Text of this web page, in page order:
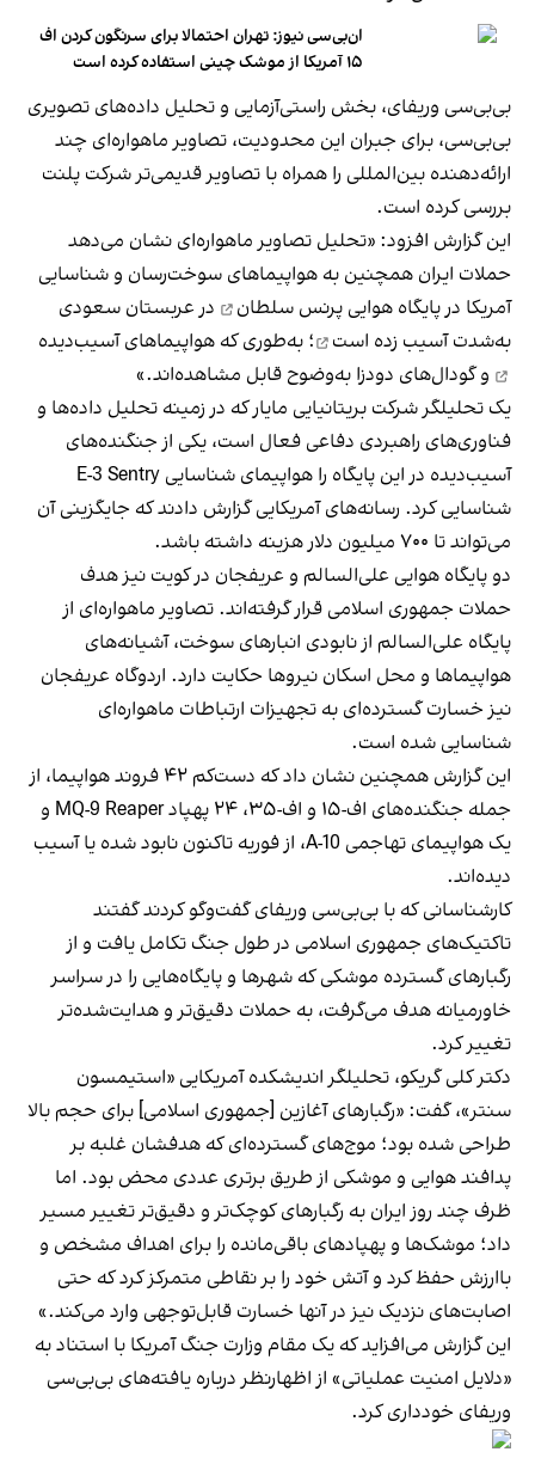
ان‌بی‌سی نیوز: تهران احتمالا برای سرنگون کردن اف
۱۵ آمریکا از موشک چینی استفاده کرده است
بی‌بی‌سی وریفای، بخش راستی‌آزمایی و تحلیل داده‌های تصویری
بی‌بی‌سی، برای جبران این محدودیت، تصاویر ماهواره‌ای چند
ارائه‌دهنده بین‌المللی را همراه با تصاویر قدیمی‌تر شرکت پلنت
بررسی کرده است.
این گزارش افزود: «تحلیل تصاویر ماهواره‌ای نشان می‌دهد
حملات ایران همچنین به هواپیماهای سوخت‌رسان و شناسایی
آمریکا درپایگاه هوایی پرنس سلطان
در عربستان سعودی
به‌شدتآسیب زده است ؛ به‌طوری که هواپیماهای آسیب‌دیده
و گودال‌های دودزا به‌وضوح قابل مشاهده‌اند.»
یک تحلیلگر شرکت بریتانیایی مایار که در زمینه تحلیل داده‌ها و
فناوری‌های راهبردی دفاعی فعال است، یکی از جنگنده‌های
آسیب‌دیده در این پایگاه را هواپیمای شناسایی E-3 Sentry
شناسایی کرد. رسانه‌های آمریکایی گزارش دادند که جایگزینی آن
می‌تواند تا ۷۰۰ میلیون دلار هزینه داشته باشد.
دو پایگاه هوایی علی‌السالم و عریفجان در کویت نیز هدف
حملات جمهوری اسلامی قرار گرفته‌اند. تصاویر ماهواره‌ای از
پایگاه علی‌السالم از نابودی انبارهای سوخت، آشیانه‌های
هواپیماها و محل اسکان نیروها حکایت دارد. اردوگاه عریفجان
نیز خسارت گسترده‌ای به تجهیزات ارتباطات ماهواره‌ای
شناسایی شده است.
این گزارش همچنین نشان داد که دست‌کم ۴۲ فروند هواپیما، از
جمله جنگنده‌های اف-۱۵ و اف-۳۵، ۲۴ پهپاد MQ-9 Reaper و
یک هواپیمای تهاجمی A-10، از فوریه تاکنون نابود شده یا آسیب
دیده‌اند.
کارشناسانی که با بی‌بی‌سی وریفای گفت‌وگو کردند گفتند
تاکتیک‌های جمهوری اسلامی در طول جنگ تکامل یافت و از
رگبارهای گسترده موشکی که شهرها و پایگاه‌هایی را در سراسر
خاورمیانه هدف می‌گرفت، به حملات دقیق‌تر و هدایت‌شده‌تر
تغییر کرد.
دکتر کلی گریکو، تحلیلگر اندیشکده آمریکایی «استیمسون
سنتر»، گفت: «رگبارهای آغازین [جمهوری اسلامی] برای حجم بالا
طراحی شده بود؛ موج‌های گسترده‌ای که هدفشان غلبه بر
پدافند هوایی و موشکی از طریق برتری عددی محض بود. اما
ظرف چند روز ایران به رگبارهای کوچک‌تر و دقیق‌تر تغییر مسیر
داد؛ موشک‌ها و پهپادهای باقی‌مانده را برای اهداف مشخص و
باارزش حفظ کرد و آتش خود را بر نقاطی متمرکز کرد که حتی
اصابت‌های نزدیک نیز در آنها خسارت قابل‌توجهی وارد می‌کند.»
این گزارش می‌افزاید که یک مقام وزارت جنگ آمریکا با استناد به
«دلایل امنیت عملیاتی» از اظهارنظر درباره یافته‌های بی‌بی‌سی
وریفای خودداری کرد.